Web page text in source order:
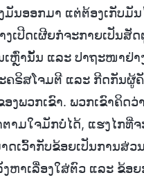
ມັນອອກມາ ແຕ່ຕ້ອງເກັບ
ເປີດເຜີຍກໍຈະກາຍເປັນສັ
ເຫຼົ່ານັ້ນ ແລະ ປາຖະໜາຢ່
ຣິສໂຈມຕີ ແລະ ກີດກັນຜູ້ຄັ
ພວກເຂົາ. ພວກເຂົາຄິດວ່
າມໃຈມັກບໍ່ໄດ້, ແຮງໄກທີ່
ດເວົ້າກັບຂ້ອຍເປັນການສ່
ຫາເລື່ອງໃສ່ຕົວ ແລະ ຂ້ອ